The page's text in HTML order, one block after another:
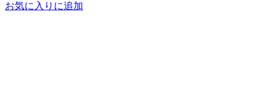
お気に入りに追加